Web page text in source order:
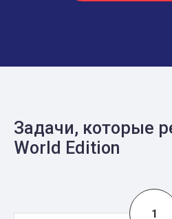
Задачи, которые
World Edition